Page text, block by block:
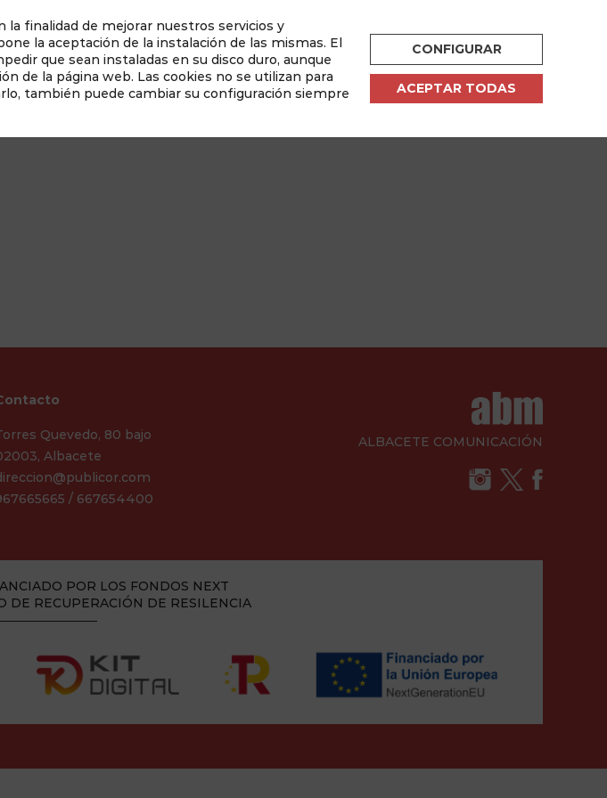
la finalidad de mejorar nuestros servicios y
la aceptación de la instalación de las mismas. El
que sean instaladas en su disco duro, aunque
de la página web. Las cookies no se utilizan para
también puede cambiar su configuración siempre
CONFIGURAR
ACEPTAR TODAS
ESPAÑOL
Auditado por
Quevedo, 80 bajo
Albacete
/ 667654400
ALBACETE COMUNICACIÓN
POR LOS FONDOS NEXT
DE RECUPERACIÓN DE RESILENCIA